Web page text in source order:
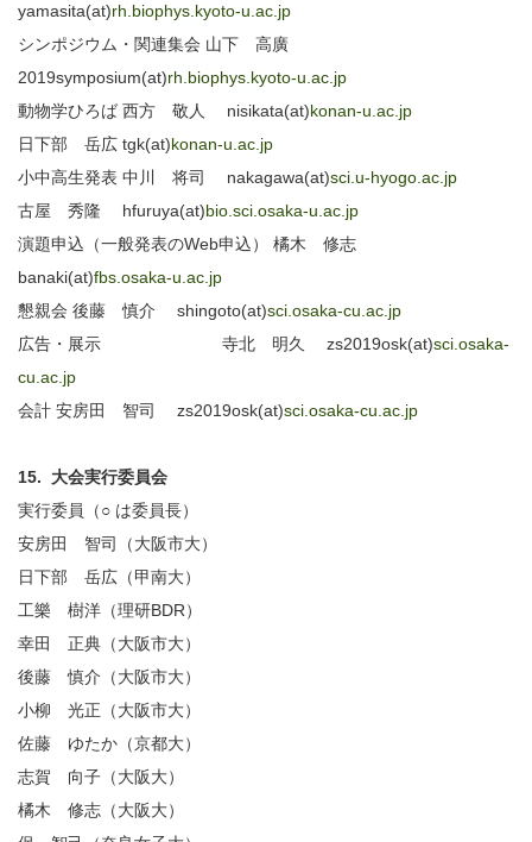
yamasita(at)rh.biophys.kyoto-u.ac.jp
シンポジウム・関連集会 山下 高廣
2019symposium(at)rh.biophys.kyoto-u.ac.jp
動物学ひろば 西方 敬人 nisikata(at)konan-u.ac.jp
日下部 岳広 tgk(at)konan-u.ac.jp
小中高生発表 中川 将司 nakagawa(at)sci.u-hyogo.ac.jp
古屋 秀隆 hfuruya(at)bio.sci.osaka-u.ac.jp
演題申込（一般発表のWeb申込） 橘木 修志
banaki(at)fbs.osaka-u.ac.jp
懇親会 後藤 慎介 shingoto(at)sci.osaka-cu.ac.jp
広告・展示 寺北 明久 zs2019osk(at)sci.osaka-
cu.ac.jp
会計 安房田 智司 zs2019osk(at)sci.osaka-cu.ac.jp
15. 大会実行委員会
実行委員（○ は委員長）
安房田 智司（大阪市大）
日下部 岳広（甲南大）
工樂 樹洋（理研BDR）
幸田 正典（大阪市大）
後藤 慎介（大阪市大）
小柳 光正（大阪市大）
佐藤 ゆたか（京都大）
志賀 向子（大阪大）
橘木 修志（大阪大）